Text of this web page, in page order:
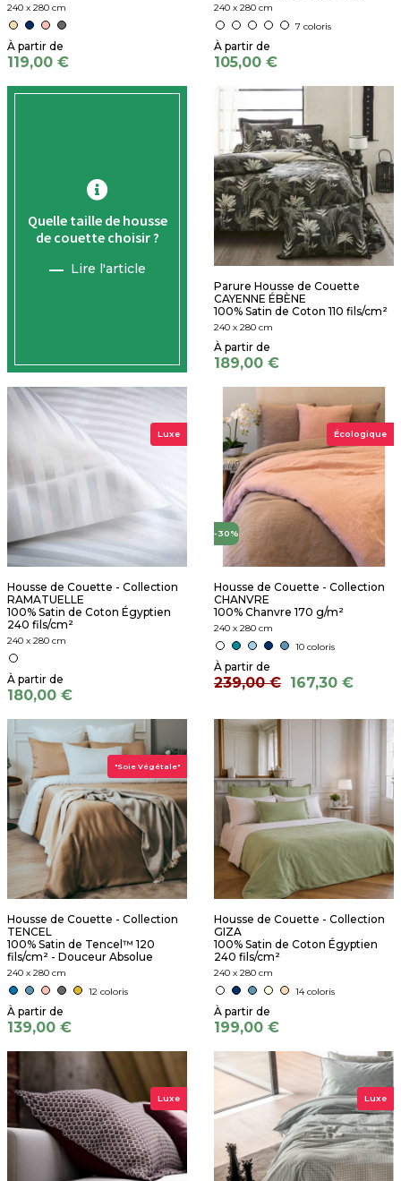
240 x 280 cm
119,00 €
240 x 280 cm
7 coloris
105,00 €
Quelle taille de housse
de couette choisir ?
Lire l'article
Parure Housse de Couette
CAYENNE ÉBÈNE
100% Satin de Coton 110 fils/cm²
240 x 280 cm
189,00 €
Luxe
Housse de Couette - Collection
RAMATUELLE
100% Satin de Coton Égyptien
240 fils/cm²
240 x 280 cm
180,00 €
-30%
Écologique
Housse de Couette - Collection
CHANVRE
100% Chanvre 170 g/m²
240 x 280 cm
10 coloris
239,00 € 167,30 €
"Soie Végétale"
Housse de Couette - Collection
TENCEL
100% Satin de Tencel™ 120
fils/cm² - Douceur Absolue
240 x 280 cm
12 coloris
139,00 €
Housse de Couette - Collection
GIZA
100% Satin de Coton Égyptien
240 fils/cm²
240 x 280 cm
14 coloris
199,00 €
Luxe Luxe